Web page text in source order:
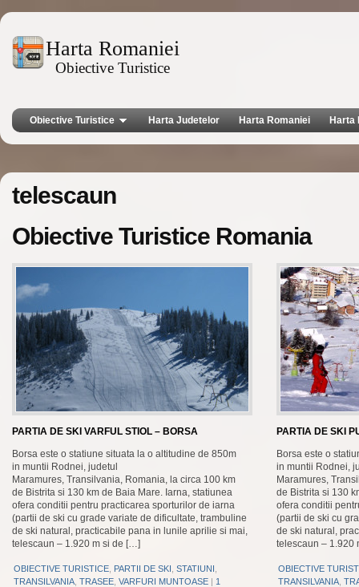
Harta Romaniei
Obiective Turistice
Obiective Turistice Harta Judetelor Harta Romaniei Harta
telescaun
Obiective Turistice Romania
PARTIA DE SKI VARFUL STIOL – BORSA
Borsa este o statiune situata la o altitudine de 850m
in muntii Rodnei, judetul
Maramures, Transilvania, Romania, la circa 100 km
de Bistrita si 130 km de Baia Mare. Iarna, statiunea
ofera conditii pentru practicarea sporturilor de iarna
(partii de ski cu grade variate de dificultate, trambuline
de ski natural, practicabile pana in lunile aprilie si mai,
telescaun – 1.920 m si de […]
OBIECTIVE TURISTICE PARTII DE SKI STATIUNI
TRANSILVANIA TRASEE VARFURI MUNTOASE | 1
PARTIA DE SKI
Borsa este o
in muntii Rodnei,
Maramures,
de Bistrita si 130
ofera conditii
(partii de ski cu
de ski natural,
telescaun – 1.920
OBIECTIVE
TRANSILVANIA